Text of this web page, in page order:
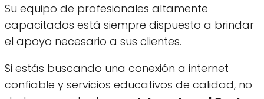
Su equipo de profesionales altamente
capacitados está siempre dispuesto a brindar
el apoyo necesario a sus clientes.
Si estás buscando una conexión a internet
confiable y servicios educativos de calidad, no